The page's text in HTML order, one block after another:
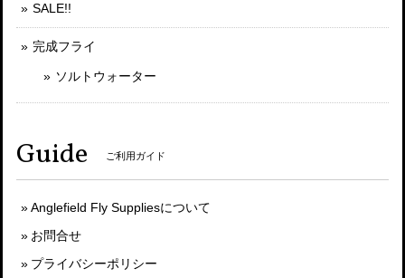
SALE!!
完成フライ
ソルトウォーター
Guide ご利用ガイド
Anglefield Fly Suppliesについて
お問合せ
プライバシーポリシー